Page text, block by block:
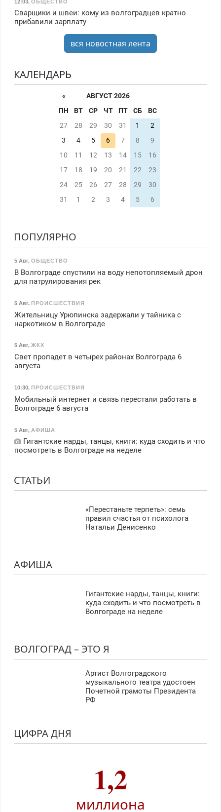
12:03, ОБЩЕСТВО
Сварщики и швеи: кому из волгоградцев кратно
прибавили зарплату
вся новостная лента
КАЛЕНДАРЬ
«
АВГУСТ 2026
ПН
ВТ СР ЧТ ПТ СБ
ВС
27
28 29 30 31 1
2
3
4 5 6 7 8
9
10
11 12 13 14 15
16
17
18 19 20 21 22
23
24
25 26 27 28 29
30
31
1 2 3 4 5 6
ПОПУЛЯРНО
5 Авг, ОБЩЕСТВО
В Волгограде спустили на воду непотопляемый дрон
для патрулирования рек
5 Авг, ПРОИСШЕСТВИЯ
Жительницу Урюпинска задержали у тайника с
наркотиком в Волгограде
5 Авг, ЖКХ
Свет пропадет в четырех районах Волгограда 6
августа
10:30, ПРОИСШЕСТВИЯ
Мобильный интернет и связь перестали работать в
Волгограде 6 августа
5 Авг, АФИША
Гигантские нарды, танцы, книги: куда сходить и что
посмотреть в Волгограде на неделе
СТАТЬИ
«Перестаньте терпеть»: семь
правил счастья от психолога
Натальи Денисенко
АФИША
Гигантские нарды, танцы, книги:
куда сходить и что посмотреть в
Волгограде на неделе
ВОЛГОГРАД – ЭТО Я
Артист Волгоградского
музыкального театра удостоен
Почетной грамоты Президента
РФ
ЦИФРА ДНЯ
1,2
миллиона